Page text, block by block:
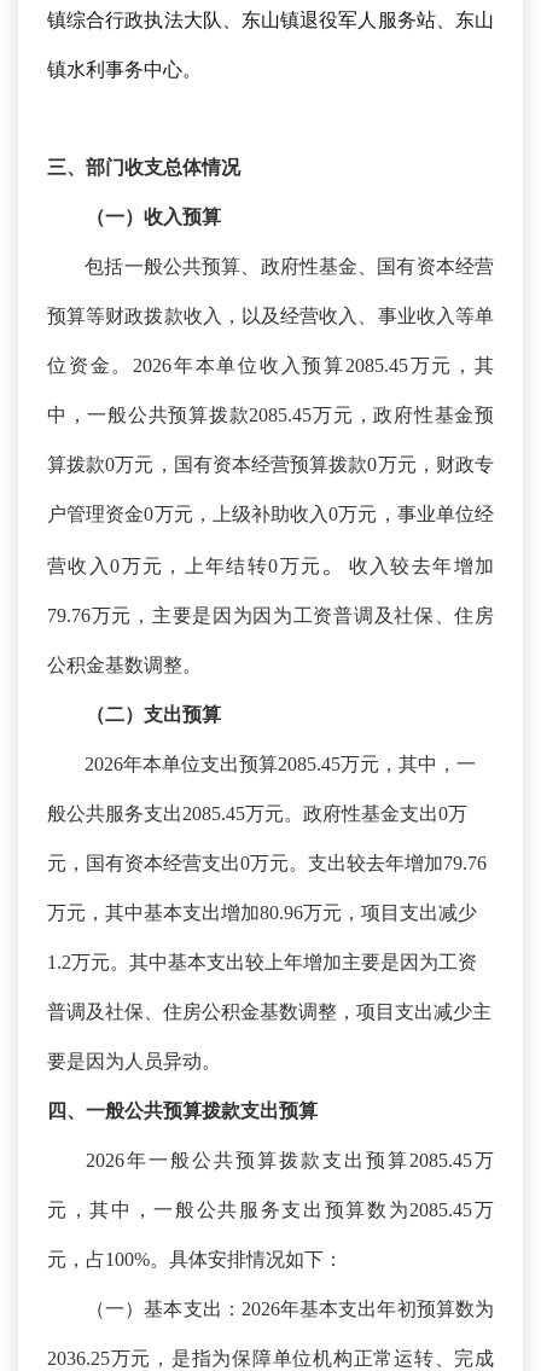
镇综合行政执法大队 、东山镇退役军人 服务站、东山
镇水利 事务中心。
三、部门收支总体情况
（一）收入预算
包括一般公共预算、政府性基金、国有资本经营
预算等财政拨款收入，以及经营收入、事业收入等单
位资金。 2026年本单位收入预算2085.45万元，其
中，一般公共预算拨款2085.45万元，政府性基金预
算拨款0万元，国有资本经营预算拨款0万元，财政专
户管理资金0万元，上级补助收入0万元，事业单位经
营收入0万元，上年结转0万元 。 收入较去年增加
79.76万元，主要是因为因为工资普调及社保、住房
公积金基数调整。
（二）支出预算
2026年本单位支出预算2085.45万元，其中，一
般公共服务支出2085.45万元。政府性基金支出0万
元，国有资本经营支出0万元。支出较去年增加79.76
万元，其中基本支出增加80.96万元，项目支出减少
1.2万元。其中基本支出较上年增加主要是因为工资
普调及社保、住房公积金基数调整 ，项目支出减少主
要是因为人员异动。
四、一般公共预算拨款支出预算
2026年一般公共预算拨款支出预算2085.45万
元，其中，一般公共服务支出 预算数为2085.45万
元 ，占100%。具体安排情况如下：
（一）基本支出： 2026年基本支出年初预算数为
2036.25万元，是指为保障单位机构正常运转、完成